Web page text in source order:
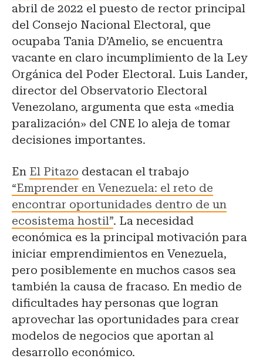
abril de 2022 el puesto de rector principal
del Consejo Nacional Electoral, que
ocupaba Tania D’Amelio, se encuentra
vacante en claro incumplimiento de la Ley
Orgánica del Poder Electoral. Luis Lander,
director del Observatorio Electoral
Venezolano, argumenta que esta «media
paralización» del CNE lo aleja de tomar
decisiones importantes.
En El Pitazo destacan el trabajo
“Emprender en Venezuela: el reto de
encontrar oportunidades dentro de un
ecosistema hostil”. La necesidad
económica es la principal motivación para
iniciar emprendimientos en Venezuela,
pero posiblemente en muchos casos sea
también la causa de fracaso. En medio de
dificultades hay personas que logran
aprovechar las oportunidades para crear
modelos de negocios que aportan al
desarrollo económico.